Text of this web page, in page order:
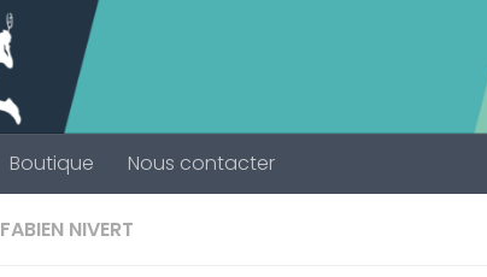
Boutique Nous contacter
FABIEN NIVERT